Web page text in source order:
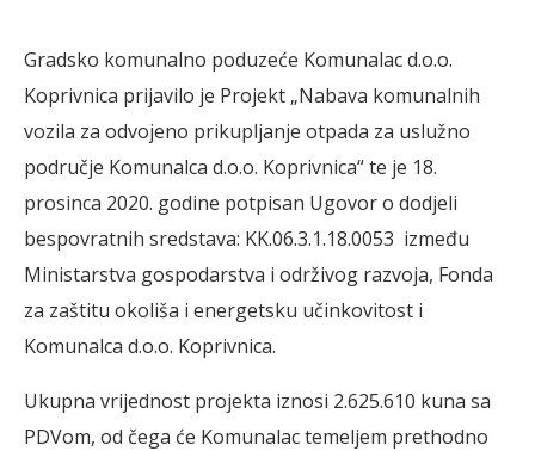
Gradsko komunalno poduzeće Komunalac d.o.o.
Koprivnica prijavilo je Projekt „Nabava komunalnih
vozila za odvojeno prikupljanje otpada za uslužno
područje Komunalca d.o.o. Koprivnica“ te je 18.
prosinca 2020. godine potpisan Ugovor o dodjeli
bespovratnih sredstava: KK.06.3.1.18.0053 između
Ministarstva gospodarstva i održivog razvoja, Fonda
za zaštitu okoliša i energetsku učinkovitost i
Komunalca d.o.o. Koprivnica.
Ukupna vrijednost projekta iznosi 2.625.610 kuna sa
PDVom, od čega će Komunalac temeljem prethodno